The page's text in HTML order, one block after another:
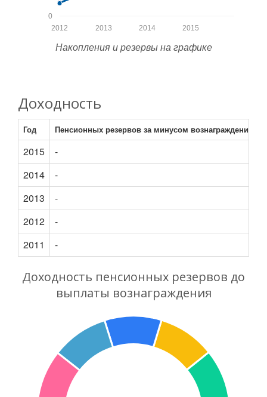
0
2015
2014
2013
2012
Накопления и резервы на графике
Доходность
Год Пенсионных резервов за минусом вознаграждения
2015 -
2014
-
2013
-
2012
-
2011
-
Доходность пенсионных резервов до
выплаты вознаграждения